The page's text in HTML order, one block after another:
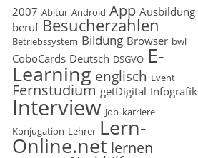
2007 Abitur Android App Ausbildung
beruf Besucherzahlen
Betriebssystem Bildung Browser bwl
CoboCards Deutsch DSGVO E-
Learning englisch Event
Fernstudium getDigital Infografik
Interview Job karriere
Konjugation Lehrer Lern-
Online.net lernen